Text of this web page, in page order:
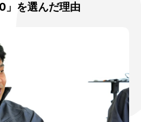
」を選んだ理由